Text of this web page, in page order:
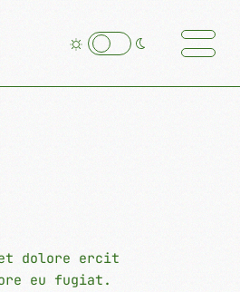
dolore ercit
eu fugiat.